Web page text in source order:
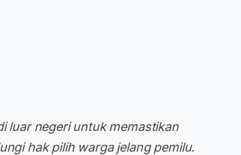
luar negeri untuk memastikan
hak pilih warga jelang pemilu.